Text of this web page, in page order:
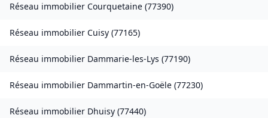
Réseau immobilier Courquetaine (77390)
Réseau immobilier Cuisy (77165)
Réseau immobilier Dammarie-les-Lys (77190)
Réseau immobilier Dammartin-en-Goële (77230)
Réseau immobilier Dhuisy (77440)